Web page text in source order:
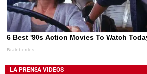
LA PRENSA VIDEOS